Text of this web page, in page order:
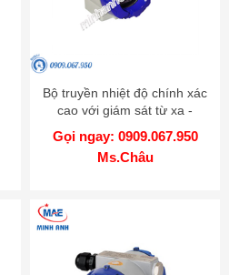
Bộ truyền nhiệt độ chính xác
cao với giám sát từ xa -
Model KT-502H
Gọi ngay: 0909.067.950
Ms.Châu